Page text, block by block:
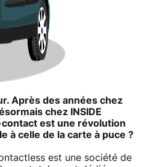
Après des années chez
chez INSIDE
est une révolution
à celle de la carte à puce ?
est une société de